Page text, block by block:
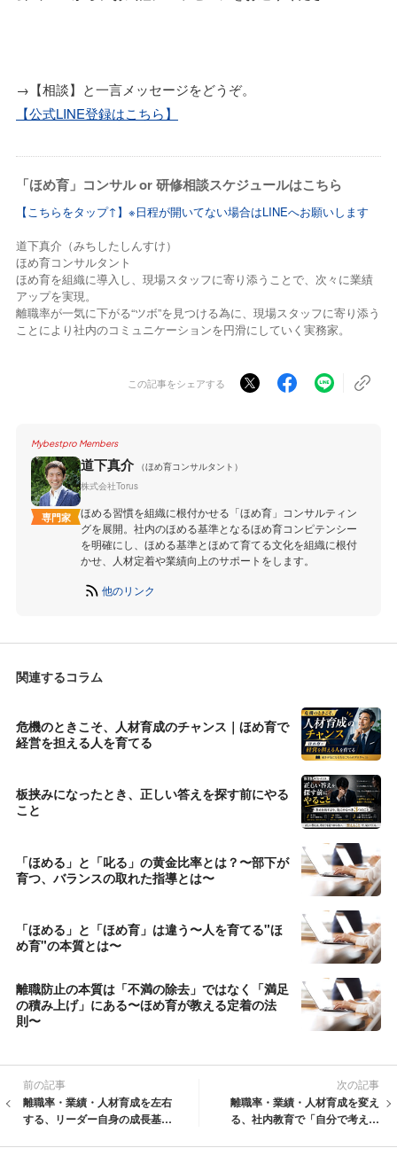
→【相談】と一言メッセージをどうぞ。
【公式LINE登録はこちら】
「ほめ育」コンサル or 研修相談スケジュールはこちら
【こちらをタップ↑】※日程が開いてない場合はLINEへお願いします
道下真介（みちしたしんすけ）
ほめ育コンサルタント
ほめ育を組織に導入し、現場スタッフに寄り添うことで、次々に業績
アップを実現。
離職率が一気に下がる“ツボ”を見つける為に、現場スタッフに寄り添う
ことにより社内のコミュニケーションを円滑にしていく実務家。
この記事をシェアする
Mybestpro Members
専門家
道下真介
（ほめ育コンサルタント）
株式会社Torus
ほめる習慣を組織に根付かせる「ほめ育」コンサルティン
グを展開。社内のほめる基準となるほめ育コンピテンシー
を明確にし、ほめる基準とほめて育てる文化を組織に根付
かせ、人材定着や業績向上のサポートをします。
他のリンク
関連するコラム
危機のときこそ、人材育成のチャンス｜ほめ育で
経営を担える人を育てる
板挟みになったとき、正しい答えを探す前にやる
こと
「ほめる」と「叱る」の黄金比率とは？〜部下が
育つ、バランスの取れた指導とは〜
「ほめる」と「ほめ育」は違う〜人を育てる"ほ
め育"の本質とは〜
離職防止の本質は「不満の除去」ではなく「満足
の積み上げ」にある〜ほめ育が教える定着の法
則〜
前の記事
離職率・業績・人材育成を左右
する、リーダー自身の成長基準
次の記事
離職率・業績・人材育成を変え
る、社内教育で「自分で考えて